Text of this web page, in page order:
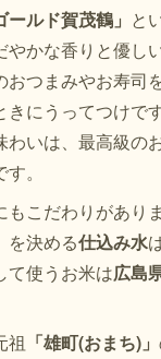
ールド賀茂鶴」 と
かな香りと優し
おつまみやお寿司
きにうってつけで
わいは、最高級の
。
こだわりがありま
を決める仕込み水
て使うお米は広島
祖 「雄町(おまち)」